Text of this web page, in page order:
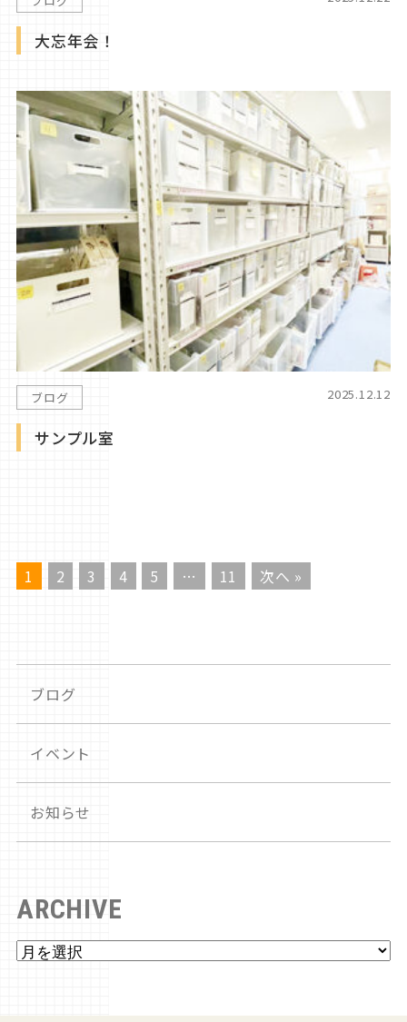
大忘年会！
ブログ 2025.12.12
サンプル室
1 2 3 4 5 … 11 次へ »
ブログ
イベント
お知らせ
ARCHIVE